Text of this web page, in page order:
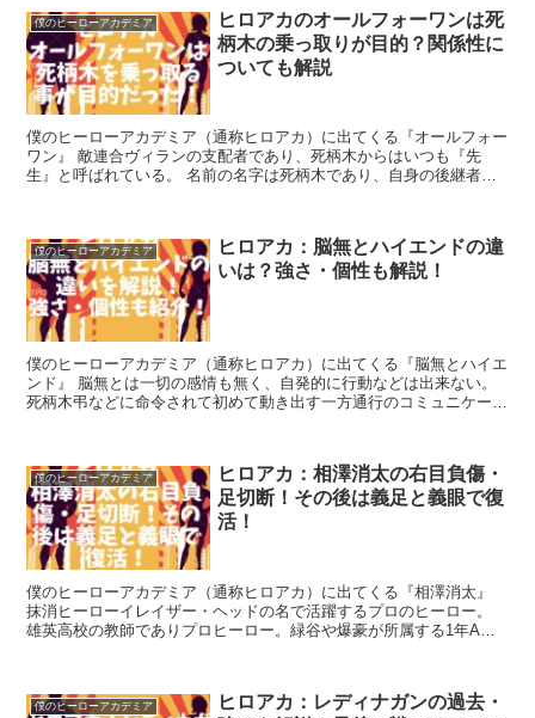
僕のヒーローアカデミア
ヒロアカのオールフォーワンは死
柄木の乗っ取りが目的？関係性に
ついても解説
僕のヒーローアカデミア（通称ヒロアカ）に出てくる『オールフォー
ワン』 敵連合ヴィランの支配者であり、死柄木からはいつも『先
生』と呼ばれている。 名前の名字は死柄木であり、自身の後継者と
僕のヒーローアカデミア
ヒロアカ：脳無とハイエンドの違
いは？強さ・個性も解説！
僕のヒーローアカデミア（通称ヒロアカ）に出てくる『脳無とハイエ
ンド』 脳無とは一切の感情も無く、自発的に行動などは出来ない。
死柄木弔などに命令されて初めて動き出す一方通行のコミュニケーシ
僕のヒーローアカデミア
ヒロアカ：相澤消太の右目負傷・
足切断！その後は義足と義眼で復
活！
僕のヒーローアカデミア（通称ヒロアカ）に出てくる『相澤消太』
抹消ヒーローイレイザー・ヘッドの名で活躍するプロのヒーロー。
雄英高校の教師でありプロヒーロー。緑谷や爆豪が所属する1年A組
僕のヒーローアカデミア
ヒロアカ：レディナガンの過去・